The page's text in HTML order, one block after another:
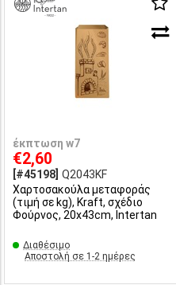
έκπτωση w7
€2,60
[#45198] Q2043KF
Χαρτοσακούλα μεταφοράς
(τιμή σε kg), Kraft, σχέδιο
Φούρνος, 20x43cm, Intertan
Διαθέσιμο
Αποστολή σε 1-2 ημέρες